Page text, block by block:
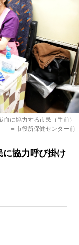
血に協力する市民（手前）
＝市役所保健センター前
協力呼び掛け